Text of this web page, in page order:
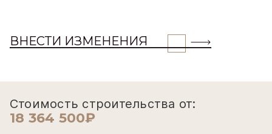
ВНЕСТИ ИЗМЕНЕНИЯ
Стоимость строительства от:
18 364 500₽